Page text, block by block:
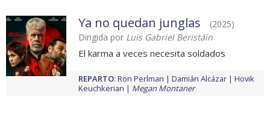
Ya no quedan junglas
(2025)
Dirigida por Luis Gabriel Beristáin
El karma a veces necesita soldados
REPARTO: Ron Perlman Damián Alcázar
Hovik
Keuchkerian
Megan Montaner